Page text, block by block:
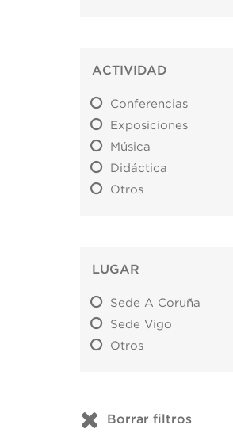
ACTIVIDAD
Conferencias
Exposiciones
Música
Didáctica
Otros
LUGAR
Sede A Coruña
Sede Vigo
Otros
Borrar filtros